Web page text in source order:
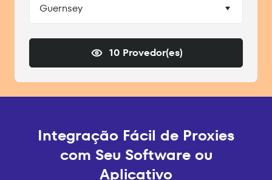
Guernsey
10 Provedor(es)
Integração Fácil de Proxies
com Seu Software ou
Aplicativo